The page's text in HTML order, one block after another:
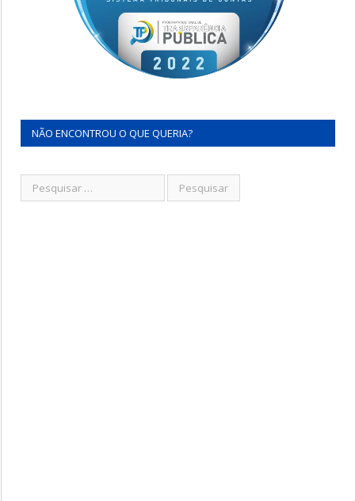
NÃO ENCONTROU O QUE QUERIA?